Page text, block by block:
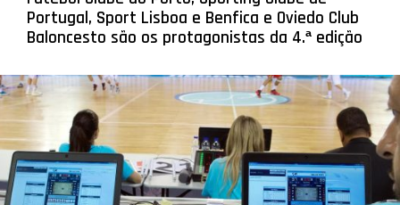
Portugal, Sport Lisboa e Benfica e Oviedo Club
Baloncesto são os protagonistas da 4.ª edição